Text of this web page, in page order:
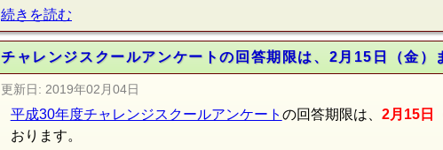
続きを読む
チャレンジスクールアンケートの回答期限は、2月15日（金）
更新日: 2019年02月04日
平成30年度チャレンジスクールアンケート の回答期限は、 2月15日
おります。